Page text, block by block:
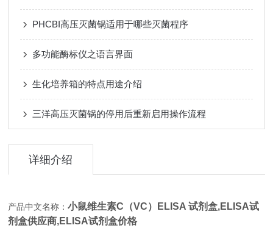
PHCBI高压灭菌锅适用于哪些灭菌程序
多功能酶标仪之语言界面
生化培养箱的特点用途介绍
三洋高压灭菌锅的停用后重新启用操作流程
详细介绍
产品中文名称：小鼠维生素C（VC）ELISA 试剂盒,ELISA试
剂盒供应商,ELISA试剂盒价格